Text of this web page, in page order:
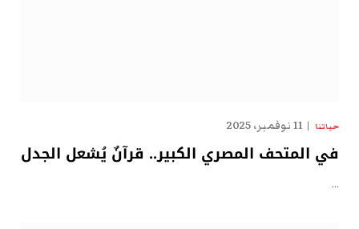
حياتنا 11 نوفمبر، 2025
في المتحف المصري الكبير.. قرآنٌ يُشعل الجدل
…